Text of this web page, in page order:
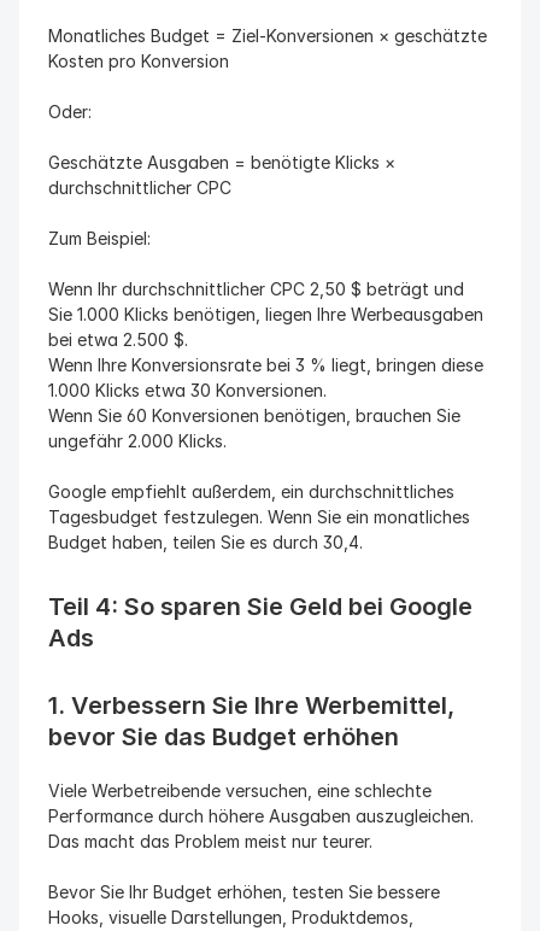
Monatliches Budget = Ziel-Konversionen × geschätzte
Kosten pro Konversion
Oder:
Geschätzte Ausgaben = benötigte Klicks ×
durchschnittlicher CPC
Zum Beispiel:
Wenn Ihr durchschnittlicher CPC 2,50 $ beträgt und
Sie 1.000 Klicks benötigen, liegen Ihre Werbeausgaben
bei etwa 2.500 $.
Wenn Ihre Konversionsrate bei 3 % liegt, bringen diese
1.000 Klicks etwa 30 Konversionen.
Wenn Sie 60 Konversionen benötigen, brauchen Sie
ungefähr 2.000 Klicks.
Google empfiehlt außerdem, ein durchschnittliches
Tagesbudget festzulegen. Wenn Sie ein monatliches
Budget haben, teilen Sie es durch 30,4.
Teil 4: So sparen Sie Geld bei Google
Ads
1. Verbessern Sie Ihre Werbemittel,
bevor Sie das Budget erhöhen
Viele Werbetreibende versuchen, eine schlechte
Performance durch höhere Ausgaben auszugleichen.
Das macht das Problem meist nur teurer.
Bevor Sie Ihr Budget erhöhen, testen Sie bessere
Hooks, visuelle Darstellungen, Produktdemos,